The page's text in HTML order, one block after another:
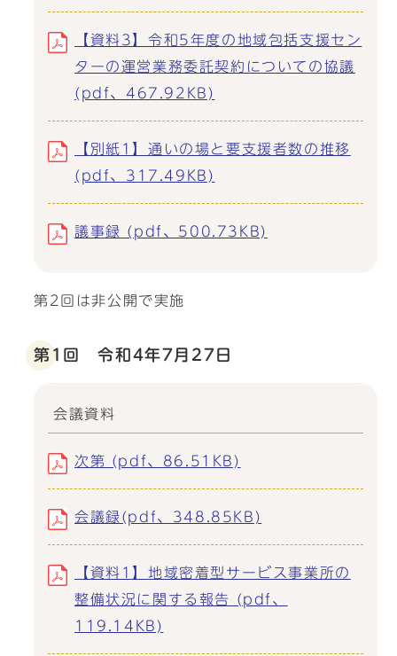
【資料3】令和5年度の地域包括支援セン
ターの運営業務委託契約についての協議
(pdf、467.92KB)
【別紙1】通いの場と要支援者数の推移
(pdf、317.49KB)
議事録 (pdf、500.73KB)
第2回は非公開で実施
第1回 令和4年7月27日
会議資料
次第 (pdf、86.51KB)
会議録(pdf、348.85KB)
【資料1】地域密着型サービス事業所の
整備状況に関する報告 (pdf、
119.14KB)